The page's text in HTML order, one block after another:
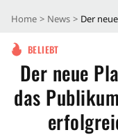
Home News
BELIEBT
Der neue
das